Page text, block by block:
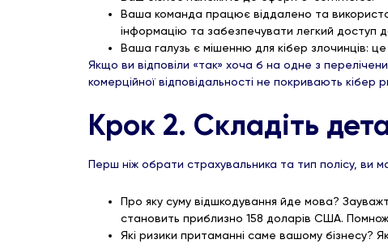
Ваша команда працює віддалено та
інформацію та забезпечувати легкий доступ
Ваша галузь є мішенню для кібер злочинців:
Якщо ви відповіли «так» хоча б на одне з
комерційної відповідальності не покривають кібер
Крок 2. Складіть
Перш ніж обрати страхувальника та тип полісу, ви
Про яку суму відшкодування йде мова?
становить приблизно 158 доларів США.
Які ризики притаманні саме вашому бізнесу?